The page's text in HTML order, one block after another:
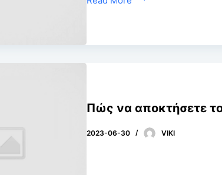
Πώς να αποκτήσετε
2023-06-30 VIKI